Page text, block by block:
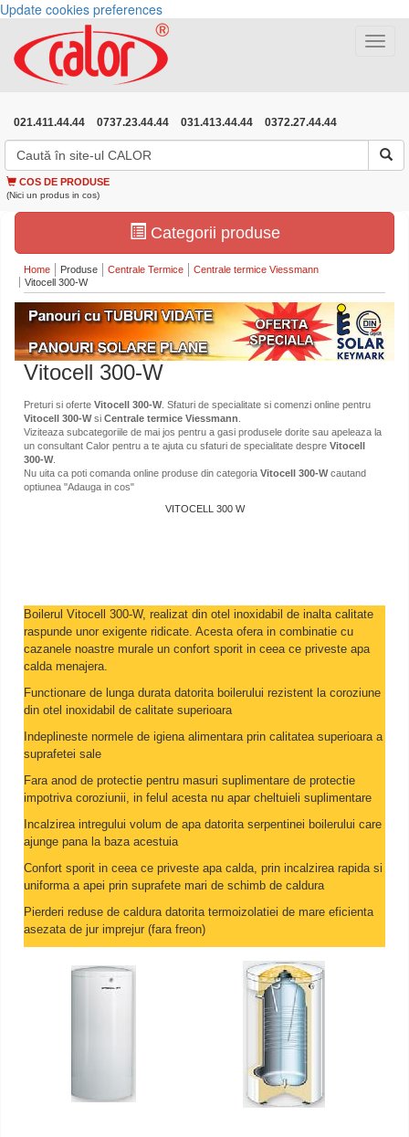
Update cookies preferences
Toggle
021.411.44.44 0737.23.44.44 031.413.44.44 0372.27.44.44
COS DE PRODUSE
(Nici un produs in cos)
Categorii produse
Home Produse Centrale Termice
Centrale termice Viessmann
Vitocell 300-W
Vitocell 300-W
Preturi si oferte Vitocell 300-W. Sfaturi de specialitate si comenzi online pentru
Vitocell 300-Wsi Centrale termice Viessmann
Viziteaza subcategoriile de mai jos pentru a gasi produsele dorite sau apeleaza la
un consultant Calor pentru a te ajuta cu sfaturi de specialitate despre Vitocell
300-W.
Nu uita ca poti comanda online produse din categoria Vitocell 300-Wcautand
optiunea "Adauga in cos"
VITOCELL 300 W
Boilerul Vitocell 300-W, realizat din otel inoxidabil de inalta calitate
raspunde unor exigente ridicate. Acesta ofera in combinatie cu
cazanele noastre murale un confort sporit in ceea ce priveste apa
calda menajera.
Functionare de lunga durata datorita boilerului rezistent la coroziune
din otel inoxidabil de calitate superioara
Indeplineste normele de igiena alimentara prin calitatea superioara a
suprafetei sale
Fara anod de protectie pentru masuri suplimentare de protectie
impotriva coroziunii, in felul acesta nu apar cheltuieli suplimentare
Incalzirea intregului volum de apa datorita serpentinei boilerului care
ajunge pana la baza acestuia
Confort sporit in ceea ce priveste apa calda, prin incalzirea rapida si
uniforma a apei prin suprafete mari de schimb de caldura
Pierderi reduse de caldura datorita termoizolatiei de mare eficienta
asezata de jur imprejur (fara freon)